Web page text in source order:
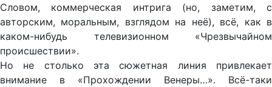
Словом, коммерческая интрига (но, заметим, с
авторским, моральным, взглядом на неё), всё, как в
каком-нибудь телевизионном «Чрезвычайном
происшествии».
Но не столько эта сюжетная линия привлекает
внимание в «Прохождении Венеры…». Всё-таки